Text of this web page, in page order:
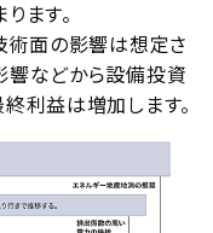
ます。
面の影響は想定さ
響などから設備投資
利益は増加します。